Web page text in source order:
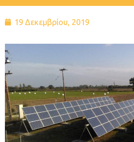
19 Δεκεμβρίου, 2019